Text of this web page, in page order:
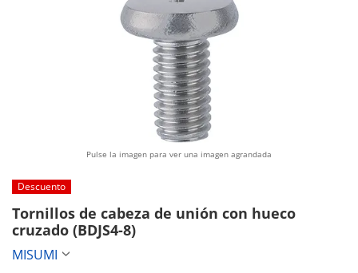
Pulse la imagen para ver una imagen agrandada
Descuento
Tornillos de cabeza de unión con hueco
cruzado (BDJS4-8)
MISUMI